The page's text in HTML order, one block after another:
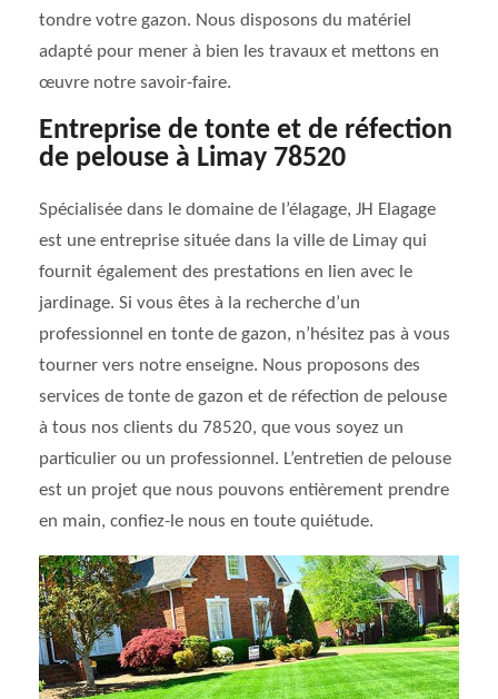
tondre votre gazon. Nous disposons du matériel
adapté pour mener à bien les travaux et mettons en
œuvre notre savoir-faire.
Entreprise de tonte et de réfection
de pelouse à Limay 78520
Spécialisée dans le domaine de l’élagage, JH Elagage
est une entreprise située dans la ville de Limay qui
fournit également des prestations en lien avec le
jardinage. Si vous êtes à la recherche d’un
professionnel en tonte de gazon, n’hésitez pas à vous
tourner vers notre enseigne. Nous proposons des
services de tonte de gazon et de réfection de pelouse
à tous nos clients du 78520, que vous soyez un
particulier ou un professionnel. L’entretien de pelouse
est un projet que nous pouvons entièrement prendre
en main, confiez-le nous en toute quiétude.